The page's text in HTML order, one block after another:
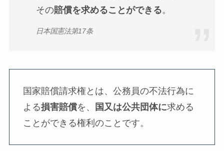
その賠償を求めることができる。
日本国憲法第17条
国家賠償請求権とは、公務員の不法行為に
よる損害賠償を、 国又は公共団体に求める
ことができる権利のことです。